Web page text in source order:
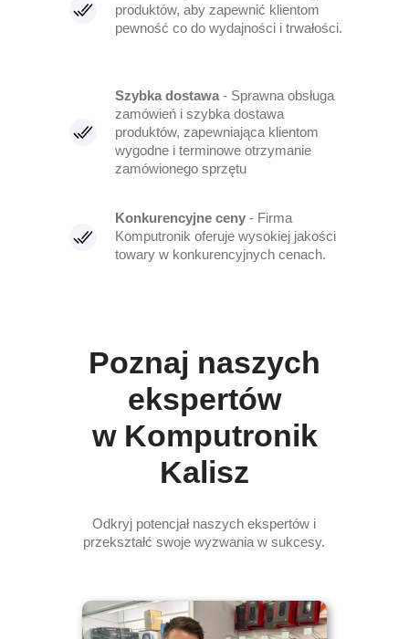
produktów, aby zapewnić klientom
pewność co do wydajności i trwałości.
Szybka dostawa - Sprawna obsługa
zamówień i szybka dostawa
produktów, zapewniająca klientom
wygodne i terminowe otrzymanie
zamówionego sprzętu
Konkurencyjne ceny - Firma
Komputronik oferuje wysokiej jakości
towary w konkurencyjnych cenach.
Poznaj naszych
ekspertów
w Komputronik
Kalisz
Odkryj potencjał naszych ekspertów i
przekształć swoje wyzwania w sukcesy.